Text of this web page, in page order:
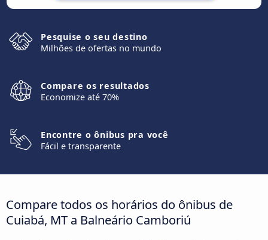
Pesquise o seu destino
Milhões de ofertas no mundo
Compare os resultados
Economize até 70%
Encontre o ônibus pra você
Fácil e transparente
Compare todos os horários do ônibus de
Cuiabá, MT a Balneário Camboriú